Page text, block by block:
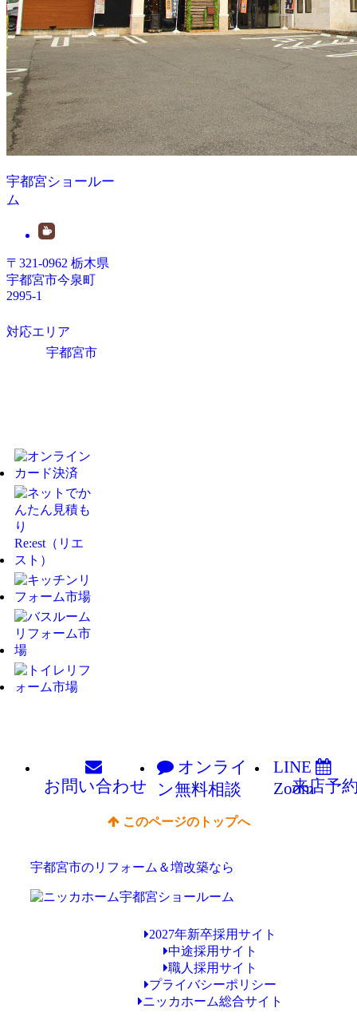
宇都宮ショールー
ム
〒321-0962 栃木県
宇都宮市今泉町
2995-1
対応エリア
宇都宮市
お問い合わせ
オンライ
ン無料相談
LINE
Zoom
来店予
このページのトップへ
宇都宮市のリフォーム＆増改築なら
2027年新卒採用サイト
中途採用サイト
職人採用サイト
プライバシーポリシー
ニッカホーム総合サイト